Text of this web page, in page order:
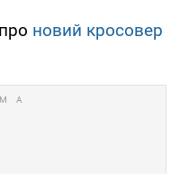
новий кросовер